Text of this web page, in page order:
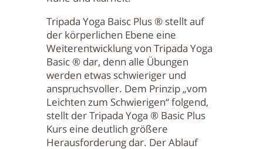
Tripada Yoga Baisc Plus ® stellt auf
der körperlichen Ebene eine
Weiterentwicklung von Tripada Yoga
Basic ® dar, denn alle Übungen
werden etwas schwieriger und
anspruchsvoller. Dem Prinzip „vom
Leichten zum Schwierigen“ folgend,
stellt der Tripada Yoga ® Basic Plus
Kurs eine deutlich größere
Herausforderung dar. Der Ablauf